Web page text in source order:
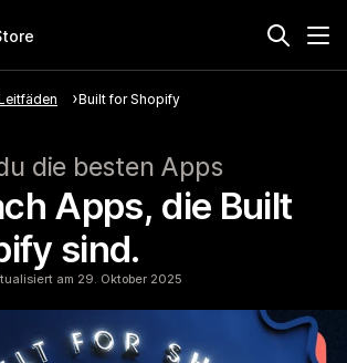
Built for Shopify
die besten Apps
Apps, die Built
sind.
am 29. Oktober 2025